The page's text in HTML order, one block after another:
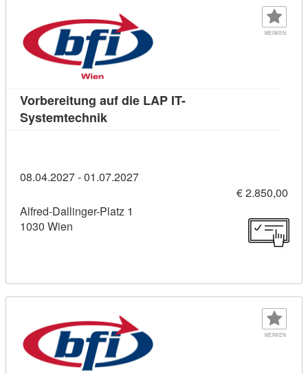
MERKEN
Vorbereitung auf die LAP IT-
SystemtechnikKursdetail: Vorbereitung auf die LAP
08.04.2027 - 01.07.2027
€ 2.850,00
Alfred-Dallinger-Platz 1
1030 Wien
MERKEN